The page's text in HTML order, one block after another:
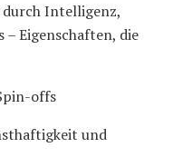
durch Intelligenz,
Eigenschaften, die
offs
und